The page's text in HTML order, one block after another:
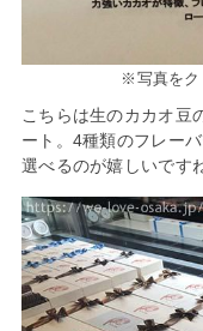
※写真をク
こちらは生のカカオ豆
ート。4種類のフレー
選べるのが嬉しいです